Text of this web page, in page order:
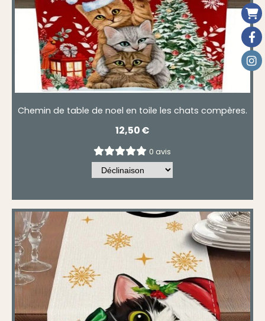
Chemin de table de noel en toile les chats compères.
12,50€
0 avis